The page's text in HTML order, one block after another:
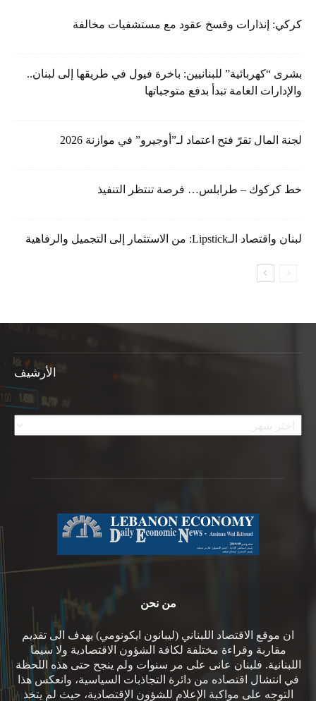
كركي: إنذارات وفسخ عقود مع مستشفيات مخالفة
بشرى “كهربائية” للبنانيين: باخرة فيول في طريقها إلى لبنان..
والإدارات العامة تبدأ بدفع متوجباتها
لجنة المال تقرّ فتح اعتماد لـ”أوجيرو” في موازنة 2026
خط كركوك – طرابلس… فرصة تنتظر التنفيذ
لبنان واقتصاد الـLipstick: من الاستثمار إلى التجميل والرفاهية
الأرشيف
الأرشيف
من نحن
ان موقع الاقتصاد اللبناني (ليبانون ايكونومي) يهدف الى تقديم
مقاربة وقراءة مختلفة لكافة الشؤون الاقتصادية ولا سيما
اللبنانية. فلبنان عانى على مر سنوات ولم ينجح حتى هذه اللحظة
في انتشال اقتصاده من دائرة التجاذبات السياسية، وانعكس هذا
التوجه على مواكبة الإعلام للشؤون الإقتصادية، حيث لم يتخذ